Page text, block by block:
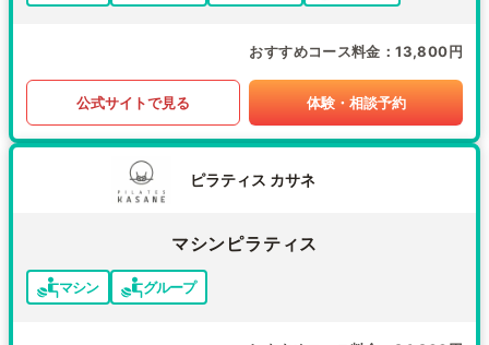
おすすめコース料金 13,800円
公式サイトで見る 体験・相談予約
ピラティス カサネ
マシンピラティス
マシン グループ